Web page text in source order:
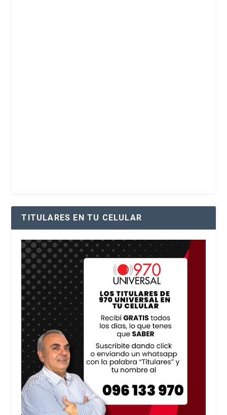
TITULARES EN TU CELULAR